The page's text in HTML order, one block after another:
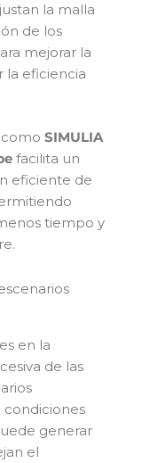
la malla
de los
mejorar la
la eficiencia
como SIMULIA
facilita un
eficiente de
tiempo y
en la
de las
condiciones
generar
el